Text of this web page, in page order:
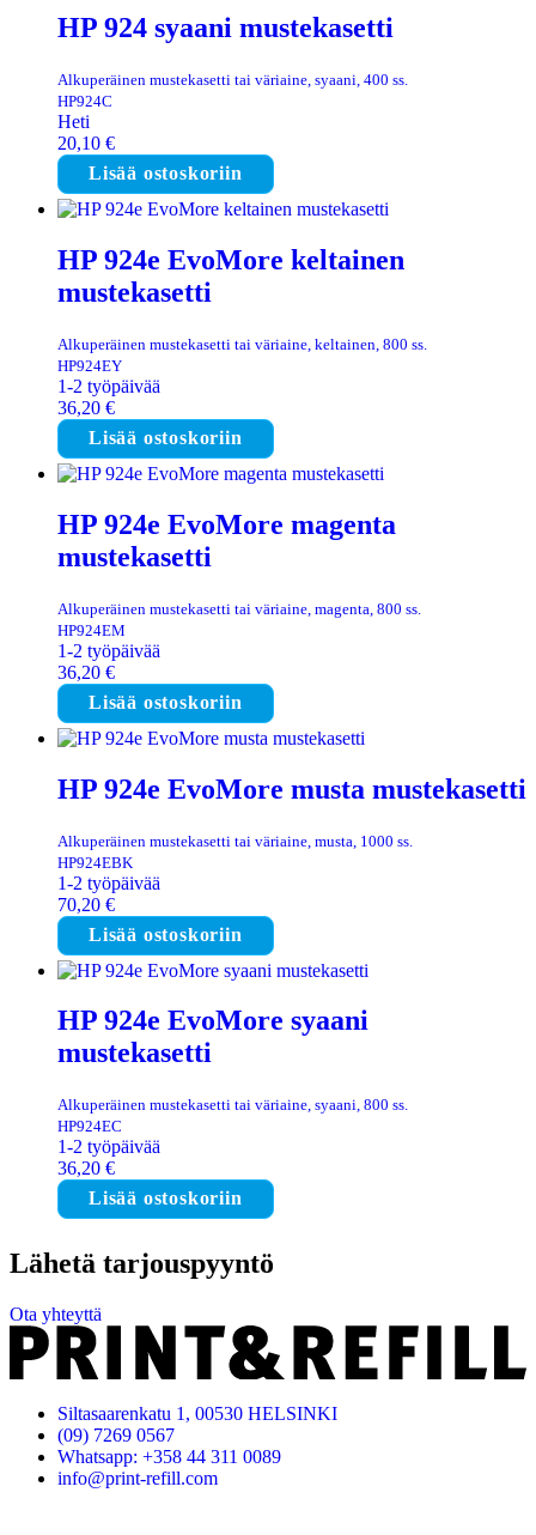
HP 924 syaani mustekasetti
Alkuperäinen mustekasetti tai väriaine, syaani, 400 ss.
HP924C
Heti
20,10 €
Lisää ostoskoriin
HP 924e EvoMore keltainen
mustekasetti
Alkuperäinen mustekasetti tai väriaine, keltainen, 800 ss.
HP924EY
1-2 työpäivää
36,20 €
Lisää ostoskoriin
HP 924e EvoMore magenta
mustekasetti
Alkuperäinen mustekasetti tai väriaine, magenta, 800 ss.
HP924EM
1-2 työpäivää
36,20 €
Lisää ostoskoriin
HP 924e EvoMore musta mustekasetti
Alkuperäinen mustekasetti tai väriaine, musta, 1000 ss.
HP924EBK
1-2 työpäivää
70,20 €
Lisää ostoskoriin
HP 924e EvoMore syaani
mustekasetti
Alkuperäinen mustekasetti tai väriaine, syaani, 800 ss.
HP924EC
1-2 työpäivää
36,20 €
Lisää ostoskoriin
Lähetä tarjouspyyntö
Ota yhteyttä
Siltasaarenkatu 1, 00530 HELSINKI
(09) 7269 0567
Whatsapp: +358 44 311 0089
info@print-refill.com